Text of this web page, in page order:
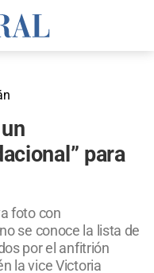
para
foto con
se conoce la lista de
por el anfitrión
la vice Victoria